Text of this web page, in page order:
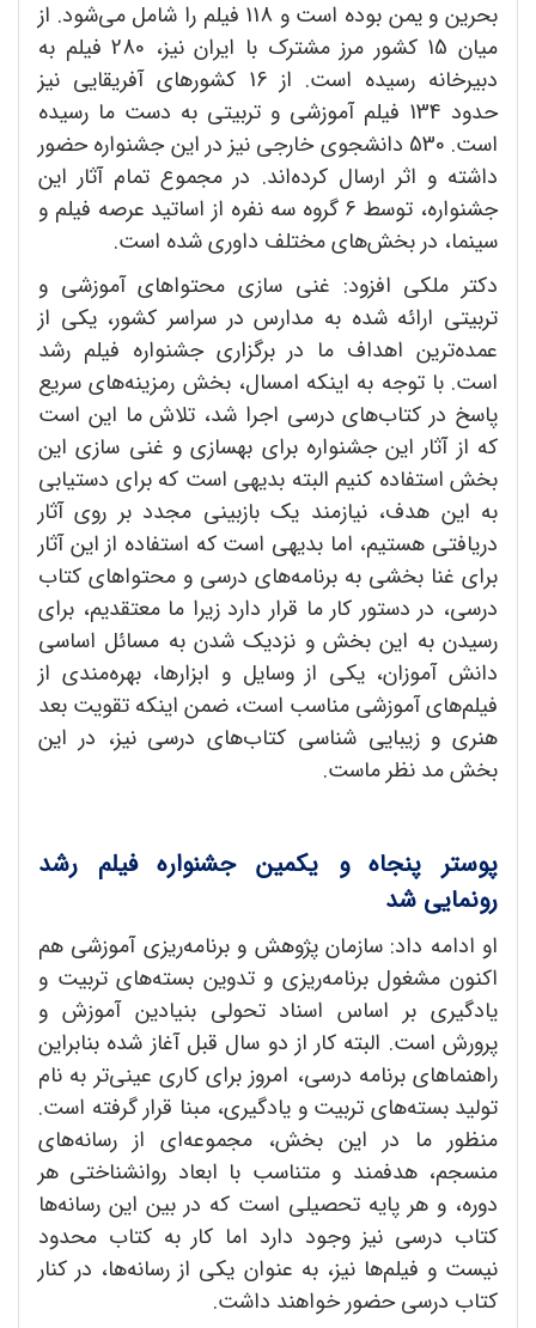
بحرین و یمن بوده است و 118 فیلم را شامل می‌شود. از
میان 15 کشور مرز مشترک با ایران نیز، 280 فیلم به
دبیرخانه رسیده است. از 16 کشورهای آفریقایی نیز
حدود 134 فیلم آموزشی و تربیتی به دست ما رسیده
است. 530 دانشجوی خارجی نیز در این جشنواره حضور
داشته و اثر ارسال کرده‌اند. در مجموع تمام آثار این
جشنواره، توسط 6 گروه سه نفره از اساتید عرصه فیلم و
سینما، در بخش‌های مختلف داوری شده است.
دکتر ملکی افزود: غنی سازی محتواهای آموزشی و
تربیتی ارائه شده به مدارس در سراسر کشور، یکی از
عمده‌ترین اهداف ما در برگزاری جشنواره فیلم رشد
است. با توجه به اینکه امسال، بخش رمزینه‌های سریع
پاسخ در کتاب‌های درسی اجرا شد، تلاش ما این است
که از آثار این جشنواره برای بهسازی و غنی سازی این
بخش استفاده کنیم البته بدیهی است که برای دستیابی
به این هدف، نیازمند یک بازبینی مجدد بر روی آثار
دریافتی هستیم، اما بدیهی است که استفاده از این آثار
برای غنا بخشی به برنامه‌های درسی و محتواهای کتاب
درسی، در دستور کار ما قرار دارد زیرا ما معتقدیم، برای
رسیدن به این بخش و نزدیک شدن به مسائل اساسی
دانش آموزان، یکی از وسایل و ابزارها، بهره‌مندی از
فیلم‌های آموزشی مناسب است، ضمن اینکه تقویت بعد
هنری و زیبایی شناسی کتاب‌های درسی نیز، در این
بخش مد نظر ماست.
پوستر پنجاه و یکمین جشنواره فیلم رشد
رونمایی شد
او ادامه داد: سازمان پژوهش و برنامه‌ریزی آموزشی هم
اکنون مشغول برنامه‌ریزی و تدوین بسته‌های تربیت و
یادگیری بر اساس اسناد تحولی بنیادین آموزش و
پرورش است. البته کار از دو سال قبل آغاز شده بنابراین
راهنماهای برنامه درسی، امروز برای کاری عینی‌تر به نام
تولید بسته‌های تربیت و یادگیری، مبنا قرار گرفته است.
منظور ما در این بخش، مجموعه‌ای از رسانه‌های
منسجم، هدفمند و متناسب با ابعاد روانشناختی هر
دوره، و هر پایه تحصیلی است که در بین این رسانه‌ها
کتاب درسی نیز وجود دارد اما کار به کتاب محدود
نیست و فیلم‌ها نیز، به عنوان یکی از رسانه‌ها، در کنار
کتاب درسی حضور خواهند داشت.